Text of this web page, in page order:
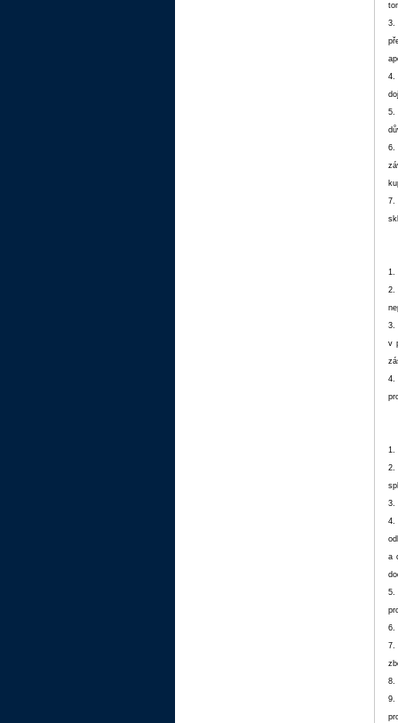
3.
4.
5.
6.
7.
1.
2.
3.
v
4.
1.
2.
3.
4.
a
5.
6.
7.
8.
9.